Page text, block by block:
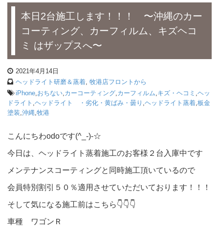
本日2台施工します！！！ 〜沖縄のカー
コーティング、カーフィルム、キズヘコ
ミ はザップスへ〜
2021年4月14日
ヘッドライト研磨＆蒸着 牧港店フロントから
iPhone おちない カーコーティング カーフィルム キズ・ヘコミ ヘッ
ドライト ヘッドライト ・劣化・黄ばみ・曇り ヘッドライト蒸着 板金
塗装 沖縄 牧港
こんにちわodoです(^_-)-☆
今日は、ヘッドライト蒸着施工のお客様２台入庫中です
メンテナンスコーティングと同時施工頂いているので
会員特別割引５０％適用させていただいております！！！
そして気になる施工前はこちら👇👇👇
車種 ワゴンＲ